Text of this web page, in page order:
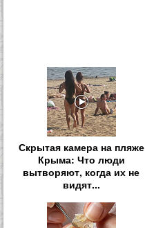
Скрытая камера на пляже
Крыма: Что люди
вытворяют, когда их не
видят...